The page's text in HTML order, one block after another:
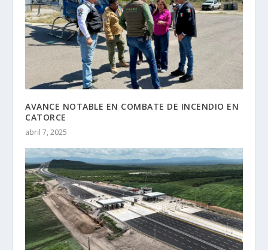
AVANCE NOTABLE EN COMBATE DE INCENDIO EN
CATORCE
abril 7, 2025